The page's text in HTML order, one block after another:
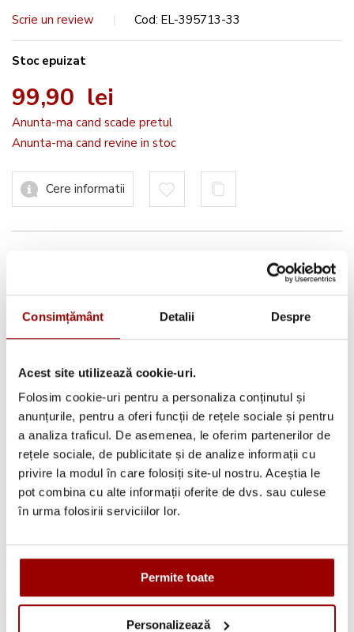
Consimțământ Detalii Despre
Acest site utilizează cookie-uri.
Folosim cookie-uri pentru a personaliza conținutul și
anunțurile, pentru a oferi funcții de rețele sociale și pentru
a analiza traficul. De asemenea, le oferim partenerilor de
rețele sociale, de publicitate și de analize informații cu
privire la modul în care folosiți site-ul nostru. Aceștia le
pot combina cu alte informații oferite de dvs. sau culese
în urma folosirii serviciilor lor.
Permite toate
Personalizează
Scrie un review Cod EL-395713-33
Stoc epuizat
99,90 lei
Anunta-ma cand scade pretul
Anunta-ma cand revine in stoc
Cere informatii
Deschidere coletla livrare
Pana la12 rate fara dobanda
Retur in 14 zile